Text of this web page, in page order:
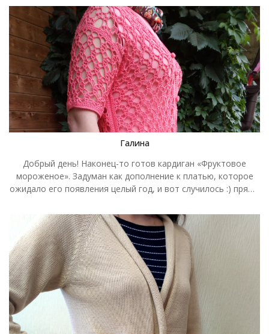
Галина
Добрый день! Наконец-то готов кардиган «Фруктовое
мороженое». Задуман как дополнение к платью, которое
ожидало его появления целый год, и вот случилось :) пряжа
моточков, размер 46-48. Спасибо, что не даете нам скучать